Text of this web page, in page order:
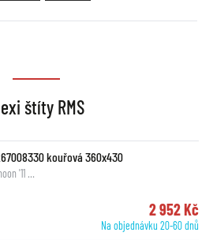
štíty RMS
kouřová 360x430
'11 …
2 952 Kč
Na objednávku 20-60 dnů